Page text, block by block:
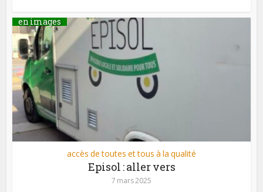
en images
accès de toutes et tous à la qualité
Episol : aller vers
7 mars 2025